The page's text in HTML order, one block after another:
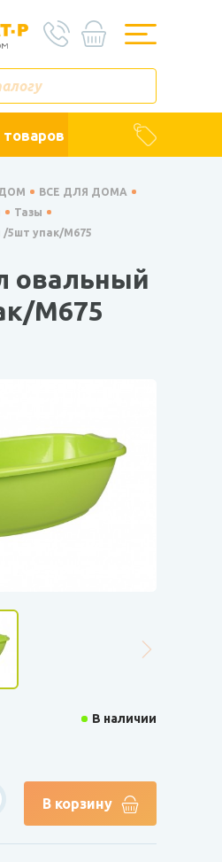
товаров
ВСЕ ДЛЯ ДОМА
Тазы
/5шт упак/М675
овальный
М675
В наличии
В корзину